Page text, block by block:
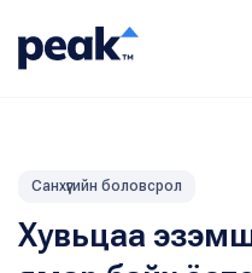
Санхүүгийн боловсрол
Хувьцаа